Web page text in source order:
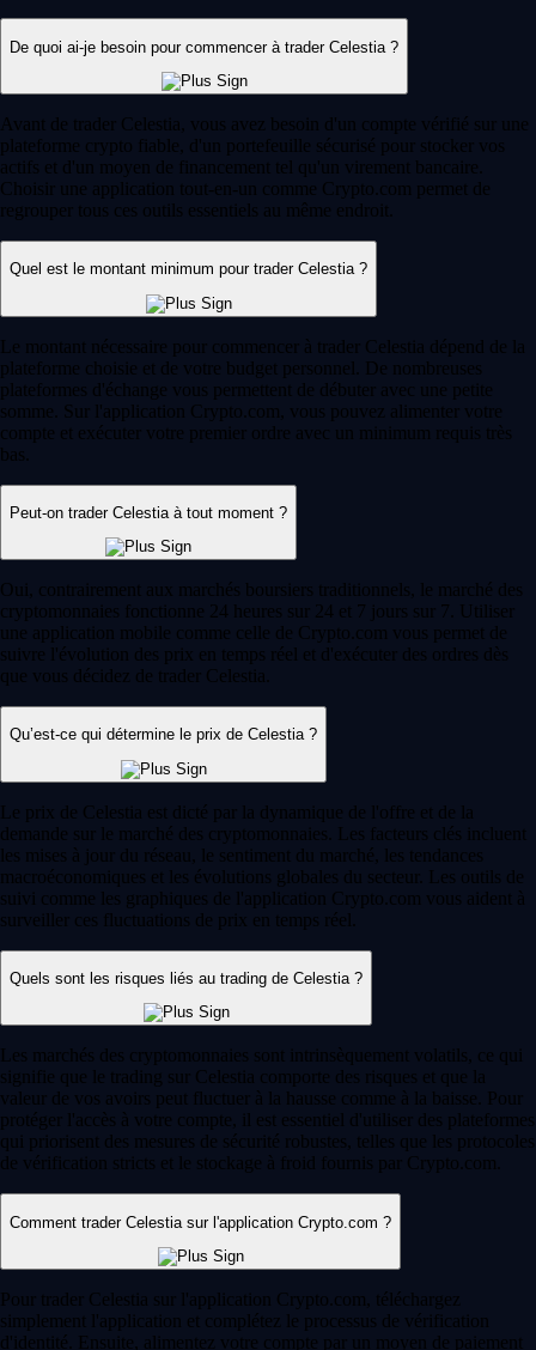
De quoi ai-je besoin pour commencer à trader Celestia ?
Avant de trader Celestia, vous avez besoin d'un compte vérifié sur une
plateforme crypto fiable, d'un portefeuille sécurisé pour stocker vos
actifs et d'un moyen de financement tel qu'un virement bancaire.
Choisir une application tout-en-un comme Crypto.com permet de
regrouper tous ces outils essentiels au même endroit.
Quel est le montant minimum pour trader Celestia ?
Le montant nécessaire pour commencer à trader Celestia dépend de la
plateforme choisie et de votre budget personnel. De nombreuses
plateformes d'échange vous permettent de débuter avec une petite
somme. Sur l'application Crypto.com, vous pouvez alimenter votre
compte et exécuter votre premier ordre avec un minimum requis très
bas.
Peut-on trader Celestia à tout moment ?
Oui, contrairement aux marchés boursiers traditionnels, le marché des
cryptomonnaies fonctionne 24 heures sur 24 et 7 jours sur 7. Utiliser
une application mobile comme celle de Crypto.com vous permet de
suivre l'évolution des prix en temps réel et d'exécuter des ordres dès
que vous décidez de trader Celestia.
Qu’est-ce qui détermine le prix de Celestia ?
Le prix de Celestia est dicté par la dynamique de l'offre et de la
demande sur le marché des cryptomonnaies. Les facteurs clés incluent
les mises à jour du réseau, le sentiment du marché, les tendances
macroéconomiques et les évolutions globales du secteur. Les outils de
suivi comme les graphiques de l'application Crypto.com vous aident à
surveiller ces fluctuations de prix en temps réel.
Quels sont les risques liés au trading de Celestia ?
Les marchés des cryptomonnaies sont intrinsèquement volatils, ce qui
signifie que le trading sur Celestia comporte des risques et que la
valeur de vos avoirs peut fluctuer à la hausse comme à la baisse. Pour
protéger l'accès à votre compte, il est essentiel d'utiliser des plateformes
qui priorisent des mesures de sécurité robustes, telles que les protocoles
de vérification stricts et le stockage à froid fournis par Crypto.com.
Comment trader Celestia sur l'application Crypto.com ?
Pour trader Celestia sur l'application Crypto.com, téléchargez
simplement l'application et complétez le processus de vérification
d'identité. Ensuite, alimentez votre compte par un moyen de paiement